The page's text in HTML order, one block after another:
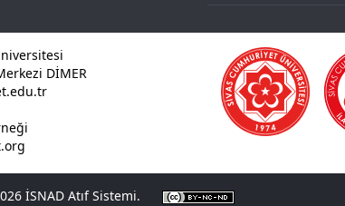
DİMER
İSNAD Atıf Sistemi.